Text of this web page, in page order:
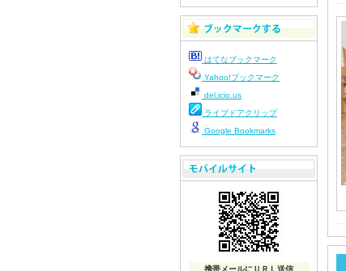
はてなブックマーク
Yahoo!ブックマーク
del.icio.us
ライブドアクリップ
Google Bookmarks
携帯メールにＵＲＬ送信